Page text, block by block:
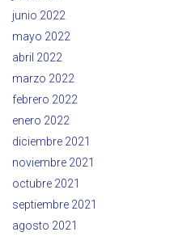
junio 2022
mayo 2022
abril 2022
marzo 2022
febrero 2022
enero 2022
diciembre 2021
noviembre 2021
octubre 2021
septiembre 2021
agosto 2021